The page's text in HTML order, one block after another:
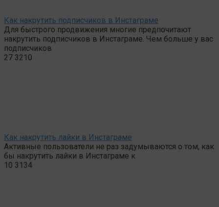
Как накрутить подписчиков в Инстаграме
Для быстрого продвижения многие предпочитают
накрутить подписчиков в Инстаграме. Чем больше у вас
подписчиков
27 3210
Как накрутить лайки в Инстаграме
Активные пользователи не раз задумываются о том, как
бы накрутить лайки в Инстаграме к
10 3134